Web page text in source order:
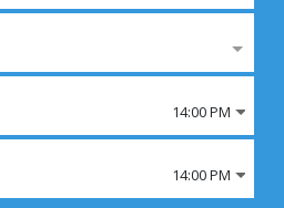
14:00 PM
14:00 PM